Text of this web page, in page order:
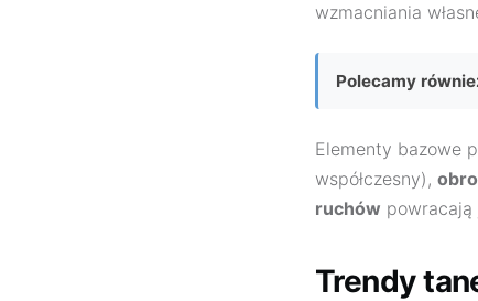
wzmacniania
Polecamy
Elementy bazowe
współczesny),
ruchów powracają
Trendy